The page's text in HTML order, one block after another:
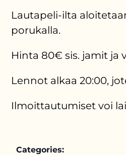
Lautapeli-ilta
porukalla.
Hinta 80€ sis. jamit ja
Lennot alkaa 20:00,
Ilmoittautumiset voi
Categories: